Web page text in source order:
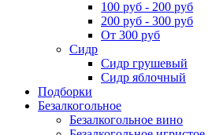
100 руб - 200 руб
200 руб - 300 руб
От 300 руб
Сидр
Сидр грушевый
Сидр яблочный
Подборки
Безалкогольное
Безалкогольное вино